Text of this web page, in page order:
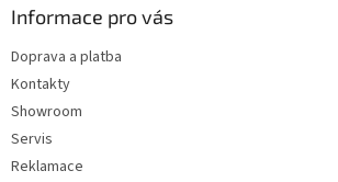
Informace pro vás
Doprava a platba
Kontakty
Showroom
Servis
Reklamace